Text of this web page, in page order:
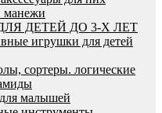
манежи
ДЕТЕЙ ДО 3-Х ЛЕТ
игрушки для детей
сортеры. логические
малышей